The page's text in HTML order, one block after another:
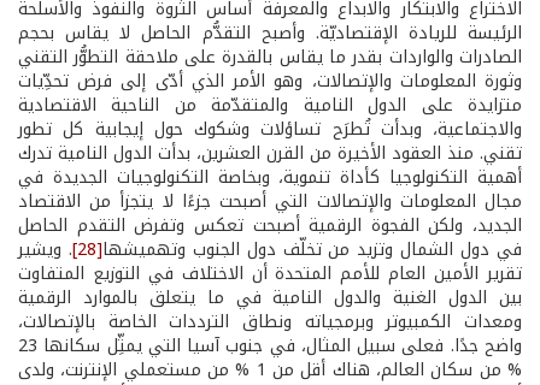
الاختراع والابتكار والابداع والمعرفة أساس الثروة والنفوذ والأسلحة
الرئيسة للريادة الإقتصاديّة. وأصبح التقدُّم الحاصل لا يقاس بحجم
الصادرات والواردات بقدر ما يقاس بالقدرة على ملاحقة التطوُّر التقني
وثورة المعلومات والإتصالات، وهو الأمر الذي أدّى إلى فرض تحدِّيات
متزايدة على الدول النامية والمتقدّمة من الناحية الاقتصادية
والاجتماعية، وبدأت تُطرَح تساؤلات وشكوك حول إيجابية كل تطور
تقني. منذ العقود الأخيرة من القرن العشرين، بدأت الدول النامية تدرك
أهمية التكنولوجيا كأداة تنموية، وبخاصة التكنولوجيات الجديدة في
مجال المعلومات والإتصالات التي أصبحت جزءًا لا يتجزأ من الاقتصاد
الجديد، ولكن الفجوة الرقمية أصبحت تعكس وتفرض التقدم الحاصل
في دول الشمال وتزيد من تخلّف دول الجنوب وتهميشها[28] . ويشير
تقرير الأمين العام للأمم المتحدة أن الاختلاف في التوزيع المتفاوت
بين الدول الغنية والدول النامية في ما يتعلق بالموارد الرقمية
ومعدات الكمبيوتر وبرمجياته ونطاق الترددات الخاصة بالإتصالات،
واضح جدًا. فعلى سبيل المثال، في جنوب آسيا التي يمثِّل سكانها 23
% من سكان العالم، هناك أقل من 1 % من مستعملي الإنترنت، ولدى